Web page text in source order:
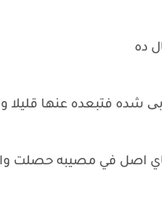
ده
شده فتبعده عنها قليلا
اصل في مصيبه حصلت